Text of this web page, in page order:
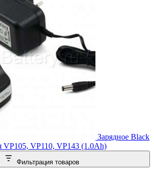
Зарядное Black
VP105, VP110, VP143 (1.0Ah)
Фильтрация товаров